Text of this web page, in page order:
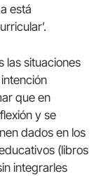
está
las situaciones
que en
y se
dados en los
(libros
integrarles